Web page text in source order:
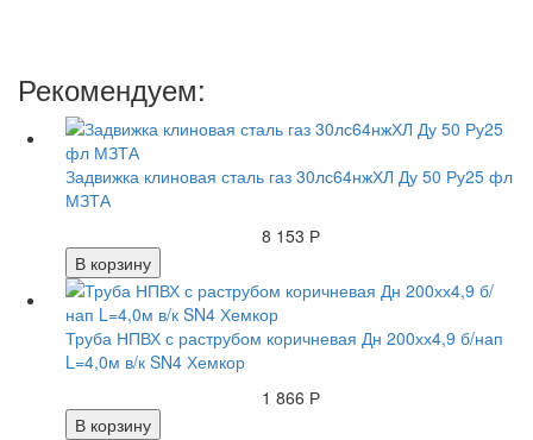
Рекомендуем:
Задвижка клиновая сталь газ 30лс64нжХЛ Ду 50 Ру25 фл
МЗТА
8 153 Р
В корзину
Труба НПВХ с раструбом коричневая Дн 200хх4,9 б/нап
L=4,0м в/к SN4 Хемкор
1 866 Р
В корзину